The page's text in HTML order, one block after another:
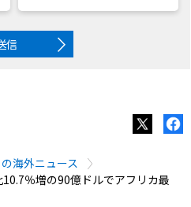
信
海外ニュース
％増の90億ドルでアフリカ最